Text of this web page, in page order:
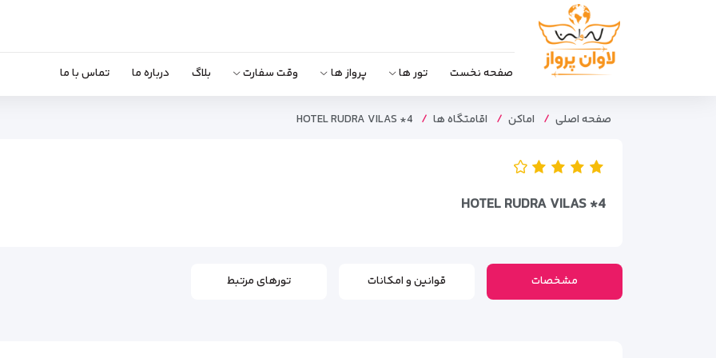
صفحه نخست تور ها پرواز ها وقت سفارت بلاگ درباره ما تماس با ما
صفحه اصلی اماکن اقامتگاه ها HOTEL RUDRA VILAS *4
HOTEL RUDRA VILAS *4
مشخصات قوانین و امکانات تورهای مرتبط